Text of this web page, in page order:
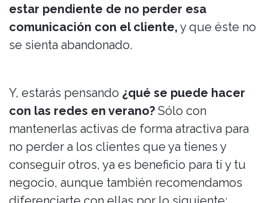
estar pendiente de no perder esa
comunicación con el cliente, y que éste no
se sienta abandonado.
Y, estarás pensando ¿qué se puede hacer
con las redes en verano? Sólo con
mantenerlas activas de forma atractiva para
no perder a los clientes que ya tienes y
conseguir otros, ya es beneficio para ti y tu
negocio, aunque también recomendamos